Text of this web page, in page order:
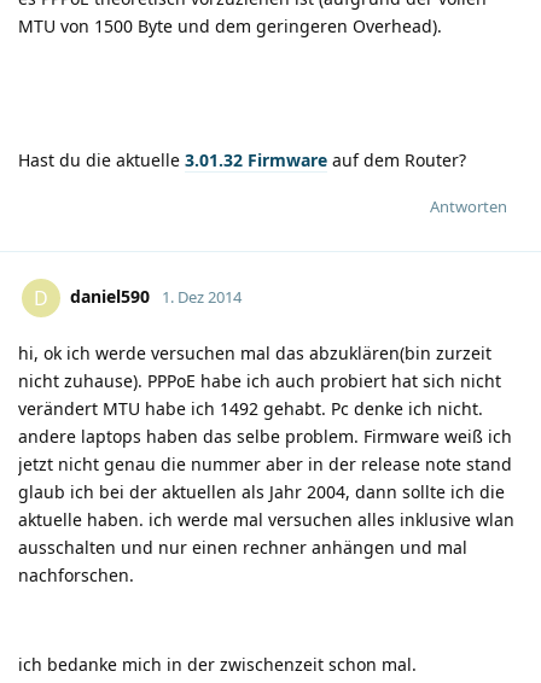
MTU von 1500 Byte und dem geringeren Overhead).
Hast du die aktuelle 3.01.32 Firmware auf dem Router?
Antworten
D daniel590 1. Dez 2014
hi, ok ich werde versuchen mal das abzuklären(bin zurzeit
nicht zuhause). PPPoE habe ich auch probiert hat sich nicht
verändert MTU habe ich 1492 gehabt. Pc denke ich nicht.
andere laptops haben das selbe problem. Firmware weiß ich
jetzt nicht genau die nummer aber in der release note stand
glaub ich bei der aktuellen als Jahr 2004, dann sollte ich die
aktuelle haben. ich werde mal versuchen alles inklusive wlan
ausschalten und nur einen rechner anhängen und mal
nachforschen.
ich bedanke mich in der zwischenzeit schon mal.